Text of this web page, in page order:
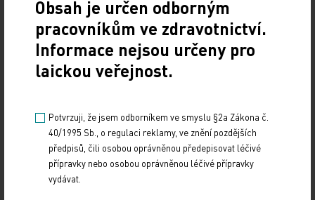
FN Hradec Králové. V této oblasti dochází k
nesmírně rychlému a skoro překotnému vývoji
nových metod. Přes jejich nepochybný potenciál je
podle prof. Ryšky praktické využití těchto inovací
velmi nákladnou klasifikaci pomocí analýzy
expresních profilů několika desítek genů lze v
běžném životě velmi dobře nahradit
imunohistochemickým vyšetřením několika málo
klinicky relevantních markerů – ER, PR, Ki67,
Obsah je určen odborným
pracovníkům ve zdravotnictví.
Informace nejsou určeny pro
laickou veřejnost.
Potvrzuji, že jsem odborníkem ve smyslu §2a Zákona č.
40/1995 Sb., o regulaci reklamy, ve znění pozdějších
předpisů, čili osobou oprávněnou předepisovat léčivé
přípravky nebo osobou oprávněnou léčivé přípravky
vydávat.